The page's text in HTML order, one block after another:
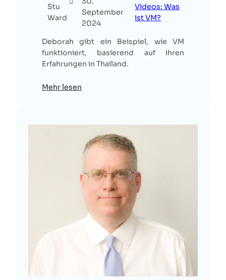
Stu
Ward
September
2024
Videos: Was
ist VM?
Deborah gibt ein Beispiel, wie VM
funktioniert, basierend auf ihren
Erfahrungen in Thailand.
Mehr lesen